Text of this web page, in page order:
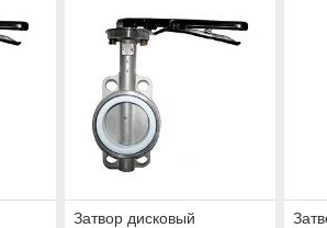
Затвор дисковый